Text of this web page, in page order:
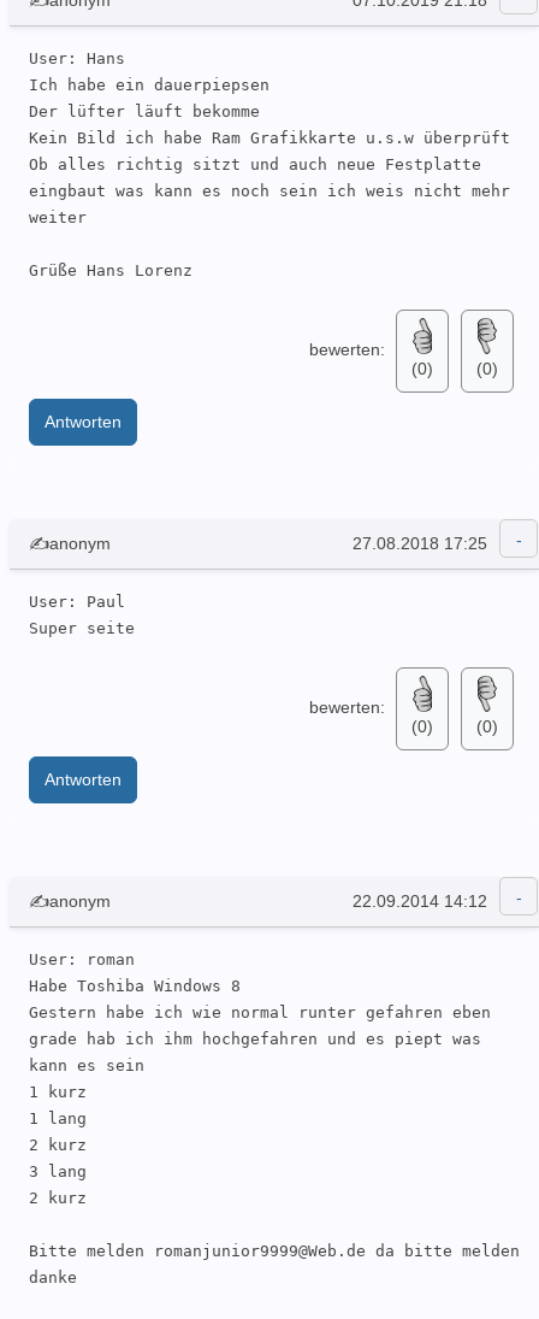
User: Hans
Ich habe ein dauerpiepsen
Der lüfter läuft bekomme
Kein Bild ich habe Ram Grafikkarte u.s.w überprüft
Ob alles richtig sitzt und auch neue Festplatte
eingbaut was kann es noch sein ich weis nicht mehr
weiter
Grüße Hans Lorenz
bewerten:
(0)
(0)
Antworten
✍anonym 27.08.2018 17:25
User: Paul
Super seite
bewerten:
(0)
(0)
Antworten
✍anonym 22.09.2014 14:12
User: roman
Habe Toshiba Windows 8
Gestern habe ich wie normal runter gefahren eben
grade hab ich ihm hochgefahren und es piept was
kann es sein
1 kurz
1 lang
2 kurz
3 lang
2 kurz
Bitte melden romanjunior9999@Web.de da bitte melden
danke